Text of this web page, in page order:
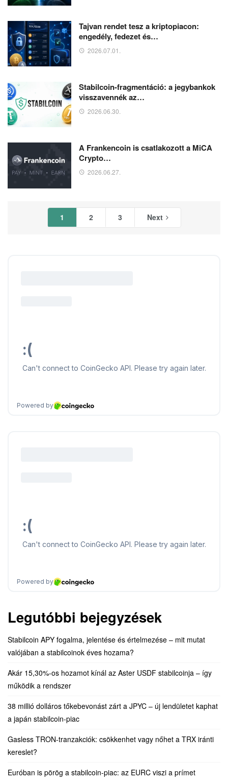
Tajvan rendet tesz a kriptopiacon:
engedély, fedezet és…
2026.07.01.
Stabilcoin-fragmentáció: a jegybankok
visszavennék az…
2026.06.30.
A Frankencoin is csatlakozott a MiCA
Crypto…
2026.06.27.
1 2 3 Next
Legutóbbi bejegyzések
Stabilcoin APY fogalma, jelentése és értelmezése – mit mutat
valójában a stabilcoinok éves hozama?
Akár 15,30%-os hozamot kínál az Aster USDF stabilcoinja – így
működik a rendszer
38 millió dolláros tőkebevonást zárt a JPYC – új lendületet kaphat
a japán stabilcoin-piac
Gasless TRON-tranzakciók: csökkenhet vagy nőhet a TRX iránti
kereslet?
Euróban is pörög a stabilcoin-piac: az EURC viszi a prímet